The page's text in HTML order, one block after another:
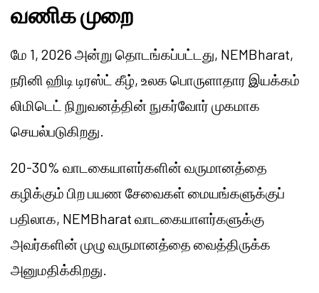
வணிக முறை
மே 1, 2026 அன்று தொடங்கப்பட்டது, NEMBharat,
நரினி ஹிடி டிரஸ்ட் கீழ், உலக பொருளாதார இயக்கம்
லிமிடெட் நிறுவனத்தின் நுகர்வோர் முகமாக
செயல்படுகிறது.
20-30% வாடகையாளர்களின் வருமானத்தை
கழிக்கும் பிற பயண சேவைகள் மையங்களுக்குப்
பதிலாக, NEMBharat வாடகையாளர்களுக்கு
அவர்களின் முழு வருமானத்தை வைத்திருக்க
அனுமதிக்கிறது.